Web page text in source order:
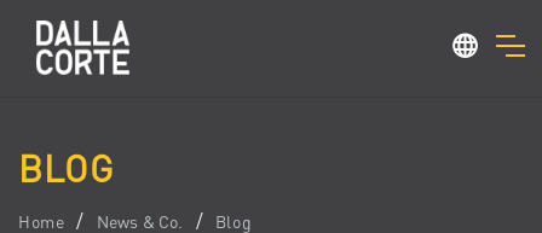
BLOG
Home News & Co.
Blog